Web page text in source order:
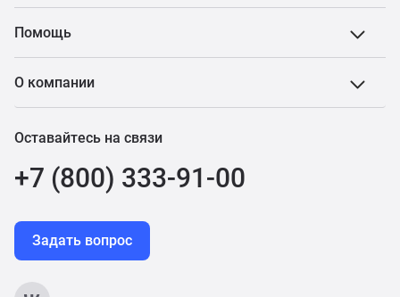
Помощь
О компании
Оставайтесь на связи
+7 (800) 333-91-00
Задать вопрос